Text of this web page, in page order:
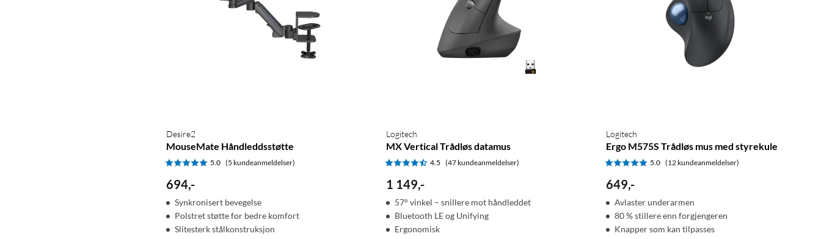
Desire2
MouseMate Håndleddsstøtte
5.0 (5 kundeanmeldelser)
694,-
Synkronisert bevegelse
Polstret støtte for bedre komfort
Slitesterk stålkonstruksjon
Logitech
MX Vertical Trådløs datamus
4.5 (47 kundeanmeldelser)
1 149,-
57° vinkel – snillere mot håndleddet
Bluetooth LE og Unifying
Ergonomisk
Logitech
Ergo M575S Trådløs mus med styrekule
5.0 (12 kundeanmeldelser)
649,-
Avlaster underarmen
80 % stillere enn forgjengeren
Knapper som kan tilpasses